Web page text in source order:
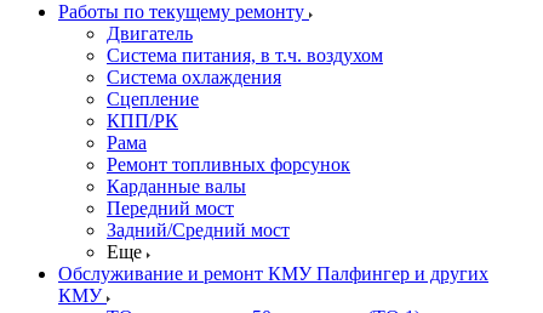
Работы по текущему ремонту
Двигатель
Система питания, в т.ч. воздухом
Система охлаждения
Сцепление
КПП/РК
Рама
Ремонт топливных форсунок
Карданные валы
Передний мост
Задний/Средний мост
Еще
Обслуживание и ремонт КМУ Палфингер и других
КМУ